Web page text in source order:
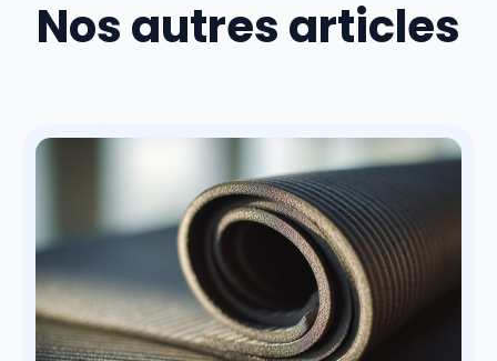
Nos autres articles